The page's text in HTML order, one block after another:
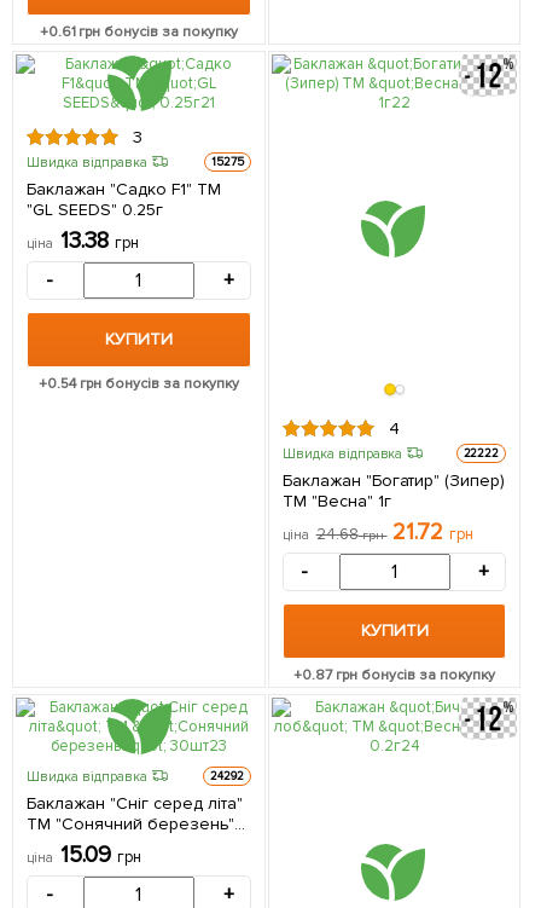
+0.61грн бонусів за покупку
3
Швидка відправка 15275
Баклажан "Садко F1" ТМ
"GL SEEDS" 0.25г
ціна 13.38 грн
- +
КУПИТИ
+0.54грн бонусів за покупку
4
Швидка відправка 22222
Баклажан "Богатир" (Зипер)
ТМ "Весна" 1г
ціна 24.68грн 21.72 грн
- +
КУПИТИ
+0.87грн бонусів за покупку
Швидка відправка 24292
Баклажан "Сніг серед літа"
ТМ "Сонячний березень"
30шт
ціна 15.09 грн
- +